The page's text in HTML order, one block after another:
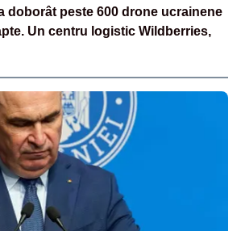
doborât peste 600 drone ucrainene
Un centru logistic Wildberries,